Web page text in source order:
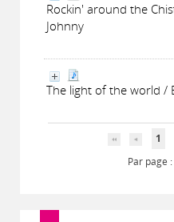
Rockin' around the
Johnny
The light of the world /
1
Par page :